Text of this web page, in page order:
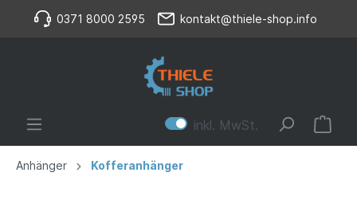
0371 8000 2595 kontakt@thiele-shop.info
inkl. MwSt.
Anhänger Kofferanhänger